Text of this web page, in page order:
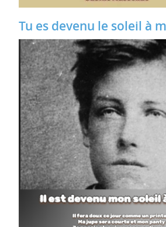
Tu es devenu le soleil à